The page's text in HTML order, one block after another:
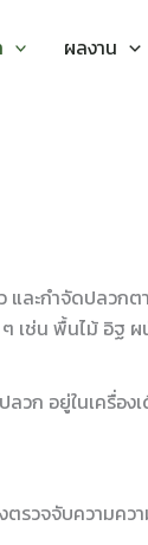
ผลงาน
ะกำจัดปลวก
ช่น พื้นไม้ อิฐ
วก อยู่ในเครื่อง
ตรวจจับความ